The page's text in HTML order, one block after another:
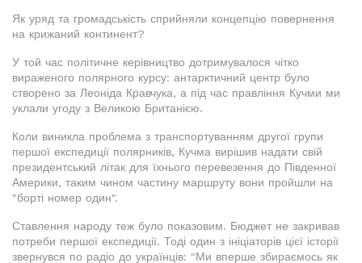
Як уряд та громадськість сприйняли концепцію повернення
на крижаний континент?
У той час політичне керівництво дотримувалося чітко
вираженого полярного курсу: антарктичний центр було
створено за Леоніда Кравчука, а під час правління Кучми ми
уклали угоду з Великою Британією.
Коли виникла проблема з транспортуванням другої групи
першої експедиції полярників, Кучма вирішив надати свій
президентський літак для їхнього перевезення до Південної
Америки, таким чином частину маршруту вони пройшли на
"борті номер один".
Ставлення народу теж було показовим. Бюджет не закривав
потреби першої експедиції. Тоді один з ініціаторів цієї історії
звернувся по радіо до українців: "Ми вперше збираємось як